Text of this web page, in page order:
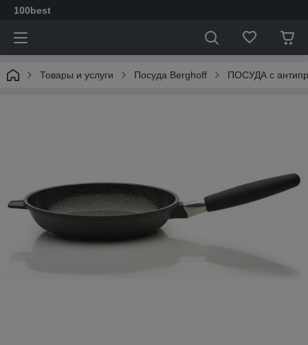
100best
Товары и услуги Посуда Berghoff ПОСУДА с